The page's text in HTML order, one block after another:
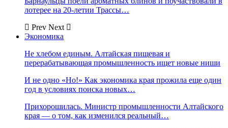
лотерее на 20-летии Трассы…
Prev Next
Экономика
Не хлебом единым. Алтайская пищевая и
перерабатывающая промышленность ищет новые ниши
И не одно «Но!» Как экономика края прожила еще один
год в условиях поиска новых…
Прихорошилась. Министр промышленности Алтайского
края — о том, как изменился реальный…